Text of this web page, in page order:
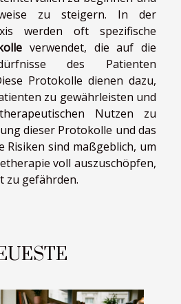
zu steigern. In der
werden oft spezifische
verwendet, die auf die
des Patienten
Protokolle dienen dazu,
zu gewährleisten und
Nutzen zu
dieser Protokolle und das
Risiken sind maßgeblich, um
voll auszuschöpfen,
zu gefährden.